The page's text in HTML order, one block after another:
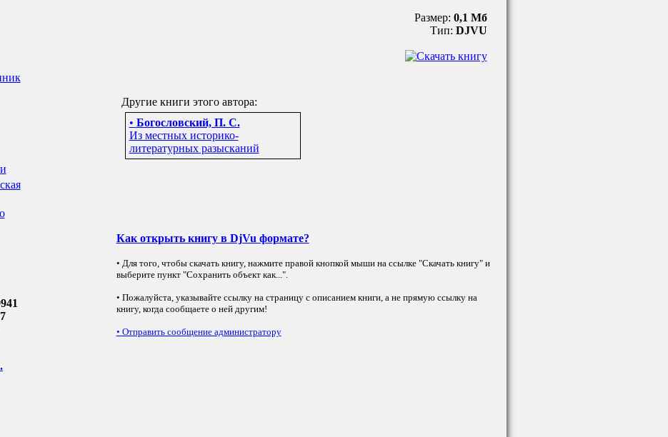
Размер: 0,1 Мб
Тип: DJVU
Другие книги этого автора:
• Богословский, П. С.
Из местных историко-
литературных разысканий
Как открыть книгу в DjVu формате?
• Для того, чтобы скачать книгу, нажмите правой кнопкой мыши на ссылке "Скачать книгу" и
выберите пункт "Сохранить объект как...".
• Пожалуйста, указывайте ссылку на страницу с описанием книги, а не прямую ссылку на
книгу, когда сообщаете о ней другим!
• Отправить сообщение администратору